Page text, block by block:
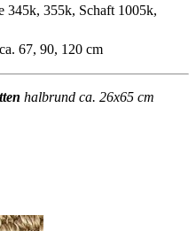
345k, 355k, Schaft 1005k,
67, 90, 120 cm
halbrund ca. 26x65 cm